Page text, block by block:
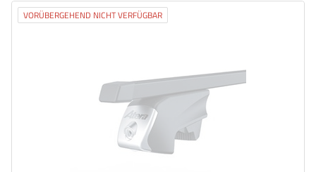
VORÜBERGEHEND NICHT VERFÜGBAR